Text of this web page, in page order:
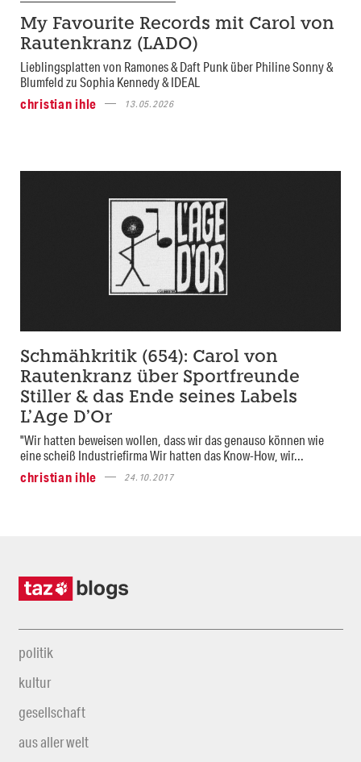
My Favourite Records mit Carol von
Rautenkranz (LADO)
Lieblingsplatten von Ramones & Daft Punk über Philine Sonny &
Blumfeld zu Sophia Kennedy & IDEAL
christian ihle
13.05.2026
Schmähkritik (654): Carol von
Rautenkranz über Sportfreunde
Stiller & das Ende seines Labels
L’Age D’Or
"Wir hatten beweisen wollen, dass wir das genauso können wie
eine scheiß Industriefirma Wir hatten das Know-How, wir...
christian ihle
24.10.2017
politik
kultur
gesellschaft
aus aller welt